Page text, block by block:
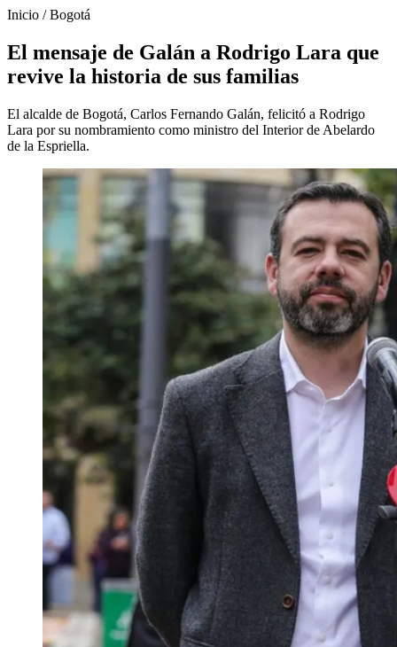
Inicio /Bogotá
El mensaje de Galán a Rodrigo Lara que
revive la historia de sus familias
El alcalde de Bogotá, Carlos Fernando Galán, felicitó a Rodrigo
Lara por su nombramiento como ministro del Interior de Abelardo
de la Espriella.